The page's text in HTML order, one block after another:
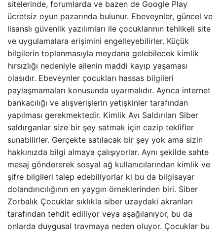
sitelerinde, forumlarda ve bazen de Google Play
ücretsiz oyun pazarında bulunur. Ebeveynler, güncel ve
lisanslı güvenlik yazılımları ile çocuklarının tehlikeli site
ve uygulamalara erişimini engelleyebilirler. Küçük
bilgilerin toplanmasıyla meydana gelebilecek kimlik
hırsızlığı nedeniyle ailenin maddi kayıp yaşaması
olasıdır. Ebeveynler çocukları hassas bilgileri
paylaşmamaları konusunda uyarmalıdır. Ayrıca internet
bankacılığı ve alışverişlerin yetişkinler tarafından
yapılması gerekmektedir. Kimlik Avı Saldırıları Siber
saldırganlar size bir şey satmak için cazip teklifler
sunabilirler. Gerçekte satılacak bir şey yok ama sizin
hakkınızda bilgi almaya çalışıyorlar. Aynı şekilde sahte
mesaj göndererek sosyal ağ kullanıcılarından kimlik ve
şifre bilgileri talep edebiliyorlar ki bu da bilgisayar
dolandırıcılığının en yaygın örneklerinden biri. Siber
Zorbalık Çocuklar sıklıkla siber uzaydaki akranları
tarafından tehdit ediliyor veya aşağılanıyor, bu da
onlarda duygusal travmaya neden oluyor. Çocuklar bu